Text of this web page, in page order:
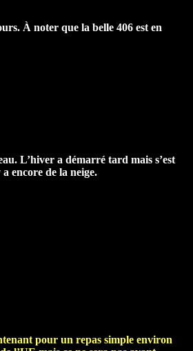
À noter que la belle 406 est en
L’hiver a démarré tard mais s’est
encore de la neige.
pour un repas simple environ